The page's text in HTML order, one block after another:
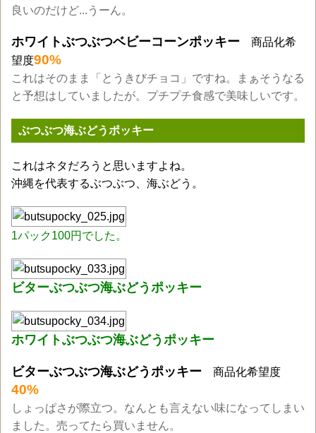
良いのだけど...うーん。
ホワイトぶつぶつベビーコーンポッキー 商品化希
望度90%
これはそのまま「とうきびチョコ」ですね。まぁそうなる
と予想はしていましたが。プチプチ食感で美味しいです。
ぶつぶつ海ぶどうポッキー
これはネタだろうと思いますよね。
沖縄を代表するぶつぶつ、海ぶどう。
1パック100円でした。
ビターぶつぶつ海ぶどうポッキー
ホワイトぶつぶつ海ぶどうポッキー
ビターぶつぶつ海ぶどうポッキー 商品化希望度
40%
しょっぱさが際立つ。なんとも言えない味になってしまい
ました。売ってたら買いません。